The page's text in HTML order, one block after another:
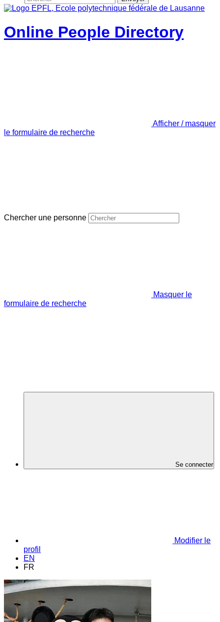
Online People Directory
Afficher / masquer
le formulaire de recherche
Chercher une personne
Masquer le
formulaire de recherche
Se connecter
Modifier le
profil
EN
FR